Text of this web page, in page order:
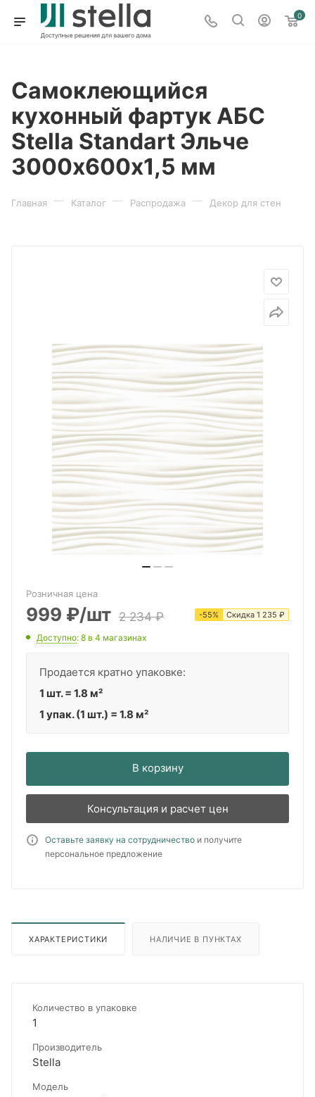
0
Самоклеющийся
кухонный фартук АБС
Stella Standart Эльче
3000х600х1,5 мм
Главная — Каталог — Распродажа — Декор для стен
Розничная цена
999 ₽/шт 2 234₽ -55% Скидка 1 235 ₽
Доступно: 8 в 4 магазинах
Продается кратно упаковке:
1 шт. = 1.8 м²
1 упак. (1 шт.) = 1.8 м²
В корзину
Консультация и расчет цен
Оставьте заявку на сотрудничество и получите
персональное предложение
ХАРАКТЕРИСТИКИ НАЛИЧИЕ В ПУНКТАХ
Количество в упаковке
1
Производитель
Stella
Модель